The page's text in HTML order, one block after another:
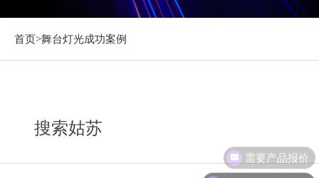
首页>舞台灯光成功案例
搜索姑苏
需要产品报价